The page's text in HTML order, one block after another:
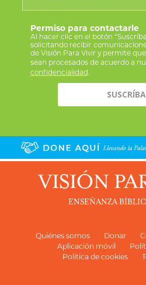
Permiso para contactarle
Al hacer clic en el botón
solicitando recibir
de Visión Para Vivir y permite
sean procesados de acuerdo a
confidencialidad.
VISIÓN
ENSEÑANZA
Quiénes somos Donar
Aplicación móvil
Política de cookies